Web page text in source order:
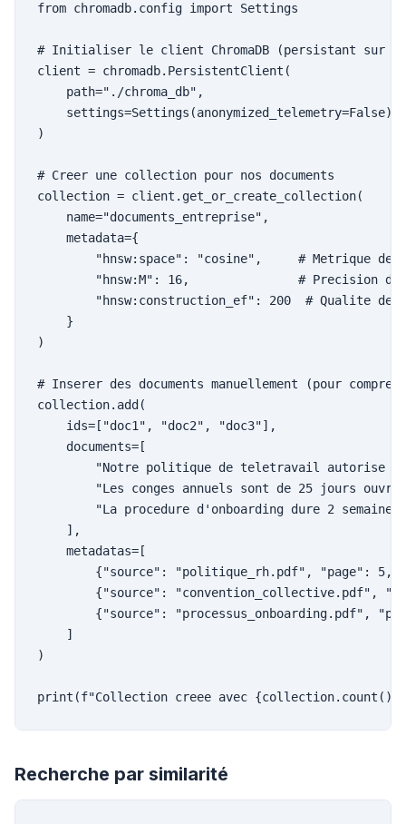
from chromadb.config import Settings
# Initialiser le client ChromaDB (persistant sur
client = chromadb.PersistentClient(
    path="./chroma_db",
    settings=Settings(anonymized_telemetry=False)
)
# Creer une collection pour nos documents
collection = client.get_or_create_collection(
    name="documents_entreprise",
    metadata={
"hnsw:space": "cosine",     # Metrique de
"hnsw:M": 16,               # Precision de
"hnsw:construction_ef": 200  # Qualite de
    }
)
# Inserer des documents manuellement (pour
collection.add(
    ids=["doc1", "doc2", "doc3"],
    documents=[
"Notre politique de teletravail autorise 3
"Les conges annuels sont de 25 jours
"La procedure d'onboarding dure 2
    ],
    metadatas=[
{"source": "politique_rh.pdf", "page": 5,
{"source": "convention_collective.pdf",
{"source": "processus_onboarding.pdf",
    ]
)
print(f"Collection creee avec {collection.count()}
Recherche par similarité